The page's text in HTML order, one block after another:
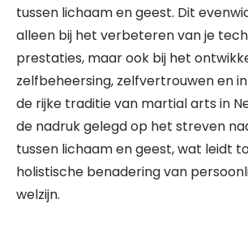
tussen lichaam en geest. Dit
alleen bij het verbeteren van je
prestaties, maar ook bij het
zelfbeheersing, zelfvertrouwen en
de rijke traditie van martial arts in
de nadruk gelegd op het streven
tussen lichaam en geest, wat leidt
holistische benadering van
welzijn.